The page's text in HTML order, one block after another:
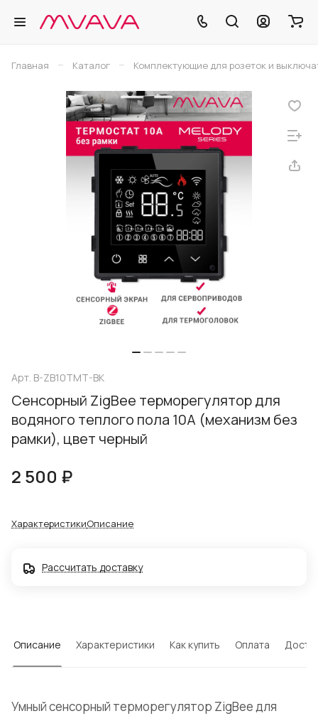
Главная – Каталог – Комплектующие для розеток и
Арт. B-ZB10TMT-BK
Сенсорный ZigBee терморегулятор для
водяного теплого пола 10А (механизм без
рамки), цвет черный
2 500 ₽
ХарактеристикиОписание
Рассчитать доставку
Описание Характеристики Как купить Оплата
Умный сенсорный терморегулятор ZigBee для